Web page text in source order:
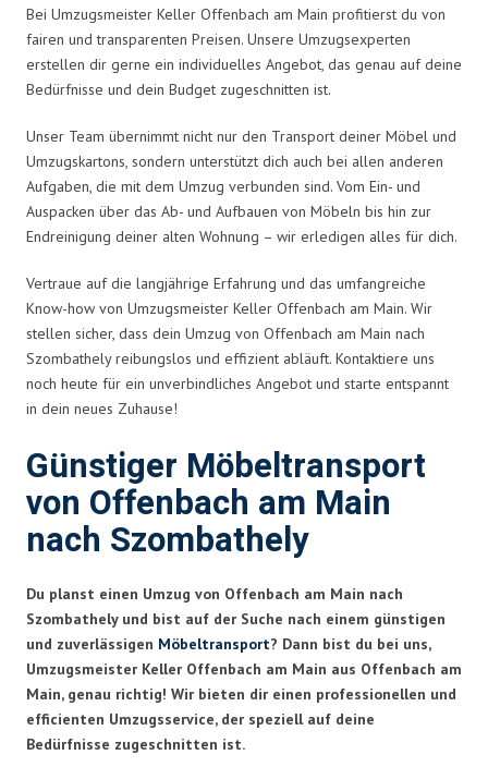
Bei Umzugsmeister Keller Offenbach am Main profitierst du von
fairen und transparenten Preisen. Unsere Umzugsexperten
erstellen dir gerne ein individuelles Angebot, das genau auf deine
Bedürfnisse und dein Budget zugeschnitten ist.
Unser Team übernimmt nicht nur den Transport deiner Möbel und
Umzugskartons, sondern unterstützt dich auch bei allen anderen
Aufgaben, die mit dem Umzug verbunden sind. Vom Ein- und
Auspacken über das Ab- und Aufbauen von Möbeln bis hin zur
Endreinigung deiner alten Wohnung – wir erledigen alles für dich.
Vertraue auf die langjährige Erfahrung und das umfangreiche
Know-how von Umzugsmeister Keller Offenbach am Main. Wir
stellen sicher, dass dein Umzug von Offenbach am Main nach
Szombathely reibungslos und effizient abläuft. Kontaktiere uns
noch heute für ein unverbindliches Angebot und starte entspannt
in dein neues Zuhause!
Günstiger Möbeltransport
von Offenbach am Main
nach Szombathely
Du planst einen Umzug von Offenbach am Main nach
Szombathely und bist auf der Suche nach einem günstigen
und zuverlässigen Möbeltransport? Dann bist du bei uns,
Umzugsmeister Keller Offenbach am Main aus Offenbach am
Main, genau richtig! Wir bieten dir einen professionellen und
efficienten Umzugsservice, der speziell auf deine
Bedürfnisse zugeschnitten ist.